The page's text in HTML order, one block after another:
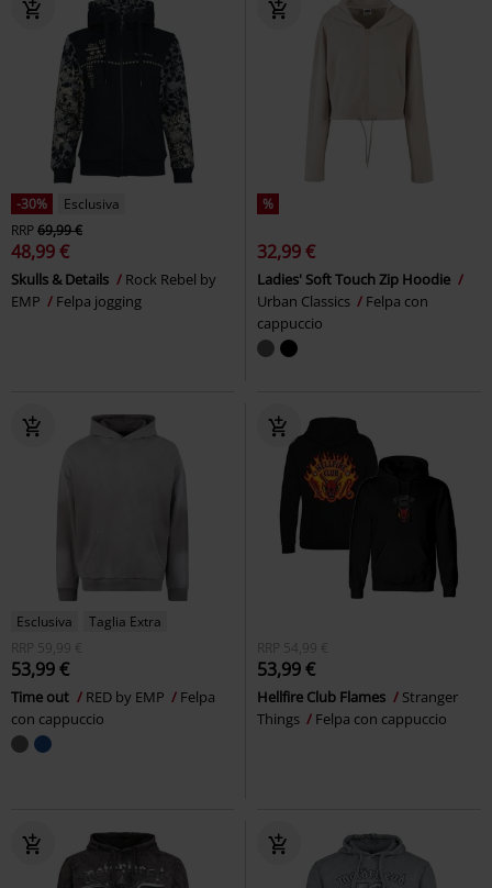
-30%
Esclusiva
RRP69,99 €
48,99 €
Skulls & Details
Rock Rebel by
EMP
Felpa jogging
%
32,99 €
Ladies' Soft Touch Zip Hoodie
Urban Classics
Felpa con
cappuccio
Esclusiva
Taglia Extra
RRP
59,99 €
53,99 €
Time out RED by EMP
Felpa
con cappuccio
RRP 54,99 €
53,99 €
Hellfire Club Flames
Stranger
Things
Felpa con cappuccio